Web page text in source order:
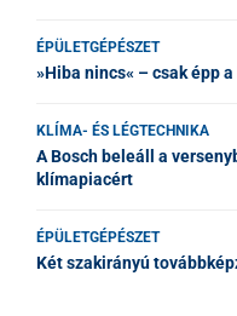
ÉPÜLETGÉPÉSZET
»Hiba nincs« – csak épp
KLÍMA- ÉS LÉGTECHNIKA
A Bosch beleáll a
klímapiacért
ÉPÜLETGÉPÉSZET
Két szakirányú